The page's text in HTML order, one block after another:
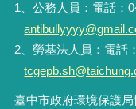
1、公務人員：電話：
2、勞基法人員：電話
臺中市政府環境保護